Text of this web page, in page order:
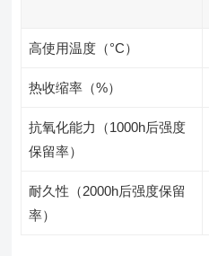
高使用温度（°C）
热收缩率（%）
抗氧化能力（1000h后强度
保留率）
耐久性（2000h后强度保留
率）